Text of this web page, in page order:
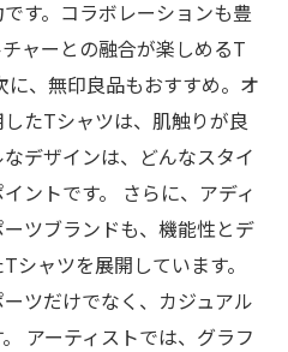
す。コラボレーションも豊
ャーとの融合が楽しめるT
に、無印良品もおすすめ。オ
たTシャツは、肌触りが良
デザインは、どんなスタイ
ントです。 さらに、アディ
ツブランドも、機能性とデ
ャツを展開しています。
ツだけでなく、カジュアル
アーティストでは、グラフ